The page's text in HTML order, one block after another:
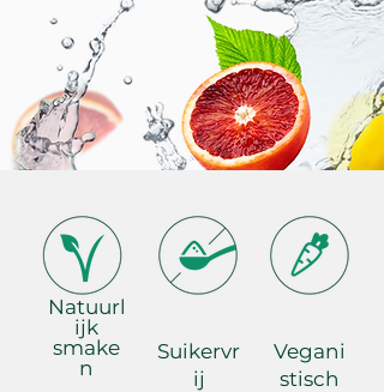
Natuurl
ijk
smake
n
Suikervr
ij
Vegani
stisch